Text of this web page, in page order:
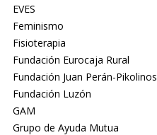
EVES
Feminismo
Fisioterapia
Fundación Eurocaja Rural
Fundación Juan Perán-Pikolinos
Fundación Luzón
GAM
Grupo de Ayuda Mutua